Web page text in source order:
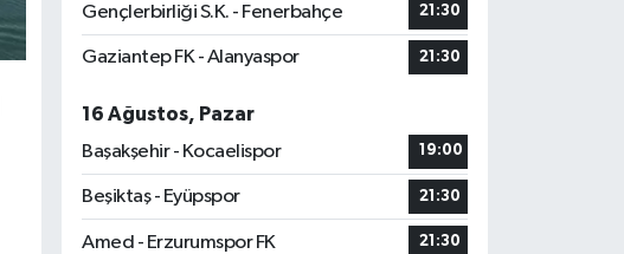
Gençlerbirliği S.K. - Fenerbahçe 21:30
Gaziantep FK - Alanyaspor 21:30
16 Ağustos, Pazar
Başakşehir - Kocaelispor
19:00
Beşiktaş - Eyüpspor 21:30
Amed - Erzurumspor FK 21:30